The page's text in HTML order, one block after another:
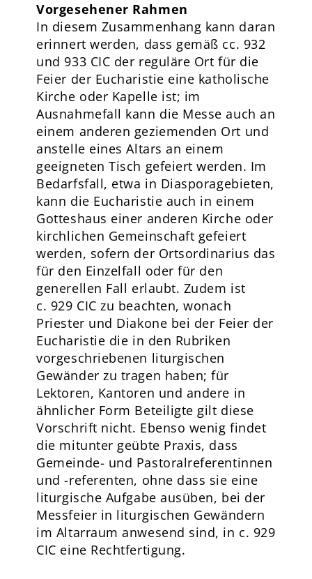
Vorgesehener Rahmen
In diesem Zusammenhang kann daran
erinnert werden, dass gemäß cc. 932
und 933 CIC der reguläre Ort für die
Feier der Eucharistie eine katholische
Kirche oder Kapelle ist; im
Ausnahmefall kann die Messe auch an
einem anderen geziemenden Ort und
anstelle eines Altars an einem
geeigneten Tisch gefeiert werden. Im
Bedarfsfall, etwa in Diasporagebieten,
kann die Eucharistie auch in einem
Gotteshaus einer anderen Kirche oder
kirchlichen Gemeinschaft gefeiert
werden, sofern der Ortsordinarius das
für den Einzelfall oder für den
generellen Fall erlaubt. Zudem ist
c. 929 CIC zu beachten, wonach
Priester und Diakone bei der Feier der
Eucharistie die in den Rubriken
vorgeschriebenen liturgischen
Gewänder zu tragen haben; für
Lektoren, Kantoren und andere in
ähnlicher Form Beteiligte gilt diese
Vorschrift nicht. Ebenso wenig findet
die mitunter geübte Praxis, dass
Gemeinde- und Pastoralreferentinnen
und -referenten, ohne dass sie eine
liturgische Aufgabe ausüben, bei der
Messfeier in liturgischen Gewändern
im Altarraum anwesend sind, in c. 929
CIC eine Rechtfertigung.